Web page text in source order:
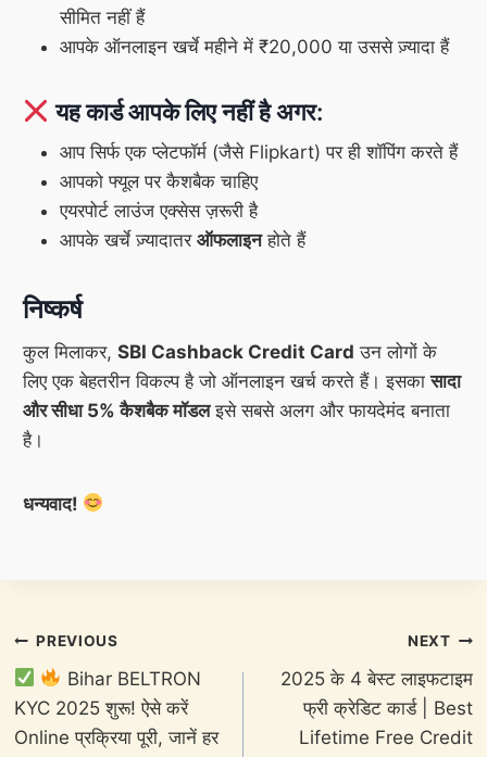
सीमित नहीं हैं
आपके ऑनलाइन खर्चे महीने में ₹20,000 या उससे ज़्यादा हैं
यह कार्ड आपके लिए नहीं है अगर:
आप सिर्फ एक प्लेटफॉर्म (जैसे Flipkart) पर ही शॉपिंग करते हैं
आपको फ्यूल पर कैशबैक चाहिए
एयरपोर्ट लाउंज एक्सेस ज़रूरी है
आपके खर्चे ज़्यादातर ऑफलाइनहोते हैं
निष्कर्ष
कुल मिलाकर, SBI Cashback Credit Card उन लोगों के
लिए एक बेहतरीन विकल्प है जो ऑनलाइन खर्च करते हैं। इसकासादा
और सीधा 5% कैशबैक मॉडलइसे सबसे अलग और फायदेमंद बनाता
है।
धन्यवाद!
Post
navigation
PREVIOUS
Bihar BELTRON
KYC 2025 शुरू! ऐसे करें
Online प्रक्रिया पूरी, जानें हर
NEXT
2025 के 4 बेस्ट लाइफटाइम
फ्री क्रेडिट कार्ड | Best
Lifetime Free Credit